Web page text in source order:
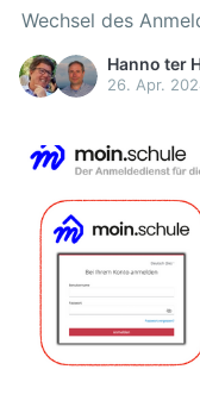
Wechsel des
Hanno ter
26. Apr.